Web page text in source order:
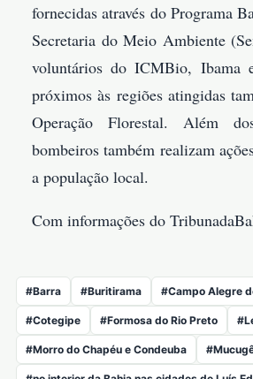
fornecidas através do Programa
Secretaria do Meio Ambiente
voluntários do ICMBio, Ibama
próximos às regiões atingidas
Operação Florestal. Além
bombeiros também realizam
a população local.
Com informações do
#Barra #Buritirama #Campo Alegre
#Cotegipe #Formosa do Rio Preto
#Morro do Chapéu e Condeuba